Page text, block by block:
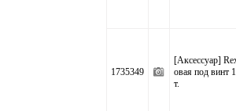
1735349
[Аксессуар]
овая под винт
т.